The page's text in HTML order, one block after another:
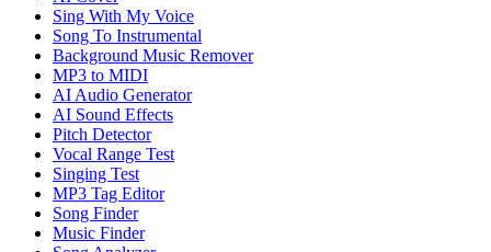
Sing With My Voice
Song To Instrumental
Background Music Remover
MP3 to MIDI
AI Audio Generator
AI Sound Effects
Pitch Detector
Vocal Range Test
Singing Test
MP3 Tag Editor
Song Finder
Music Finder